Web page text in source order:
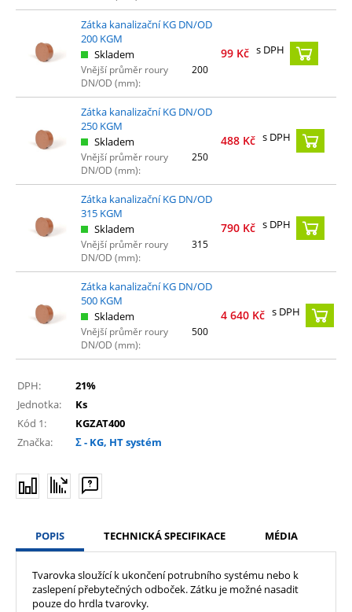
Zátka kanalizační KG DN/OD
200 KGM
Skladem
Vnější průměr roury
DN/OD (mm):
200
99 Kč s DPH
Zátka kanalizační KG DN/OD
250 KGM
Skladem
Vnější průměr roury
DN/OD (mm):
250
488 Kč s DPH
Zátka kanalizační KG DN/OD
315 KGM
Skladem
Vnější průměr roury
DN/OD (mm):
315
790 Kč s DPH
Zátka kanalizační KG DN/OD
500 KGM
Skladem
Vnější průměr roury
DN/OD (mm):
500
4 640 Kč s DPH
DPH:
21%
Jednotka:
Ks
Kód 1:
KGZAT400
Značka:
Σ - KG, HT systém
POPIS TECHNICKÁ SPECIFIKACE MÉDIA
Tvarovka sloužící k ukončení potrubního systému nebo k
zaslepení přebytečných odboček. Zátku je možné nasadit
pouze do hrdla tvarovky.